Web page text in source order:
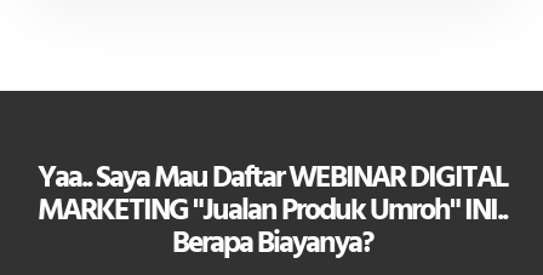
Yaa.. Saya Mau Daftar WEBINAR DIGITAL
MARKETING "Jualan Produk Umroh" INI..
Berapa Biayanya?